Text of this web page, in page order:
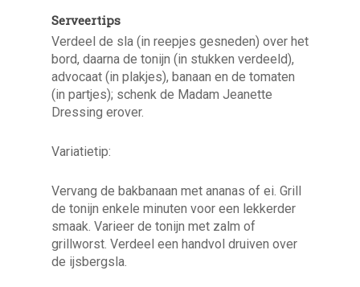
Serveertips
Verdeel de sla (in reepjes gesneden) over het
bord, daarna de tonijn (in stukken verdeeld),
advocaat (in plakjes), banaan en de tomaten
(in partjes); schenk de Madam Jeanette
Dressing erover.
Variatietip:
Vervang de bakbanaan met ananas of ei. Grill
de tonijn enkele minuten voor een lekkerder
smaak. Varieer de tonijn met zalm of
grillworst. Verdeel een handvol druiven over
de ijsbergsla.